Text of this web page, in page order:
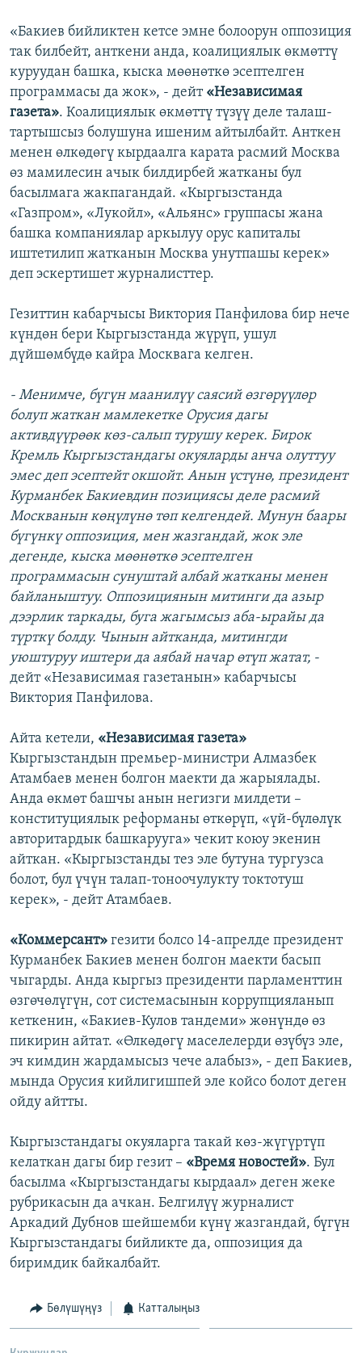
«Бакиев бийликтен кетсе эмне болоорун оппозиция
так билбейт, анткени анда, коалициялык өкмөттү
куруудан башка, кыска мөөнөткө эсептелген
программасы да жок», - дейт «Независимая
газета». Коалициялык өкмөттү түзүү деле талаш-
тартышсыз болушуна ишеним айтылбайт. Анткен
менен өлкөдөгү кырдаалга карата расмий Москва
өз мамилесин ачык билдирбей жатканы бул
басылмага жакпагандай. «Кыргызстанда
«Газпром», «Лукойл», «Альянс» группасы жана
башка компаниялар аркылуу орус капиталы
иштетилип жатканын Москва унутпашы керек»
деп эскертишет журналисттер.
Гезиттин кабарчысы Виктория Панфилова бир нече
күндөн бери Кыргызстанда жүрүп, ушул
дүйшөмбүдө кайра Москвага келген.
- Менимче, бүгүн маанилүү саясий өзгөрүүлөр
болуп жаткан мамлекетке Орусия дагы
активдүүрөөк көз-салып турушу керек. Бирок
Кремль Кыргызстандагы окуяларды анча олуттуу
эмес деп эсептейт окшойт. Анын үстүнө, президент
Курманбек Бакиевдин позициясы деле расмий
Москванын көңүлүнө төп келгендей. Мунун баары
бүгүнкү оппозиция, мен жазгандай, жок эле
дегенде, кыска мөөнөткө эсептелген
программасын сунуштай албай жатканы менен
байланыштуу. Оппозициянын митинги да азыр
дээрлик таркады, буга жагымсыз аба-ырайы да
түрткү болду. Чынын айтканда, митингди
уюштуруу иштери да аябай начар өтүп жатат, -
дейт «Независимая газетанын» кабарчысы
Виктория Панфилова.
Айта кетели, «Независимая газета»
Кыргызстандын премьер-министри Алмазбек
Атамбаев менен болгон маекти да жарыялады.
Анда өкмөт башчы анын негизги милдети –
конституциялык реформаны өткөрүп, «үй-бүлөлүк
авторитардык башкарууга» чекит коюу экенин
айткан. «Кыргызстанды тез эле бутуна тургузса
болот, бул үчүн талап-тоноочулукту токтотуш
керек», - дейт Атамбаев.
«Коммерсант» гезити болсо 14-апрелде президент
Курманбек Бакиев менен болгон маекти басып
чыгарды. Анда кыргыз президенти парламенттин
өзгөчөлүгүн, сот системасынын коррупцияланып
кеткенин, «Бакиев-Кулов тандеми» жөнүндө өз
пикирин айтат. «Өлкөдөгү маселелерди өзүбүз эле,
эч кимдин жардамысыз чече алабыз», - деп Бакиев,
мында Орусия кийлигишпей эле койсо болот деген
ойду айтты.
Кыргызстандагы окуяларга такай көз-жүгүртүп
келаткан дагы бир гезит – «Время новостей». Бул
басылма «Кыргызстандагы кырдаал» деген жеке
рубрикасын да ачкан. Белгилүү журналист
Аркадий Дубнов шейшемби күнү жазгандай, бүгүн
Кыргызстандагы бийликте да, оппозиция да
биримдик байкалбайт.
Бөлүшүңүз Катталыңыз